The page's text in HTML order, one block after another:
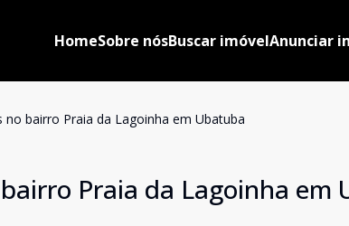
HomeSobre nósBuscar imóvelAnunciar
no bairro Praia da Lagoinha em Ubatuba
Praia da Lagoinha em